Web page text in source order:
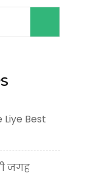
Best
जगह